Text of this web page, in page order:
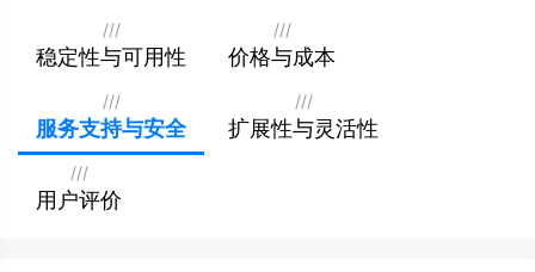
No.341
///
稳定性与可用性
///
价格与成本
///
服务支持与安全
///
扩展性与灵活性
///
用户评价